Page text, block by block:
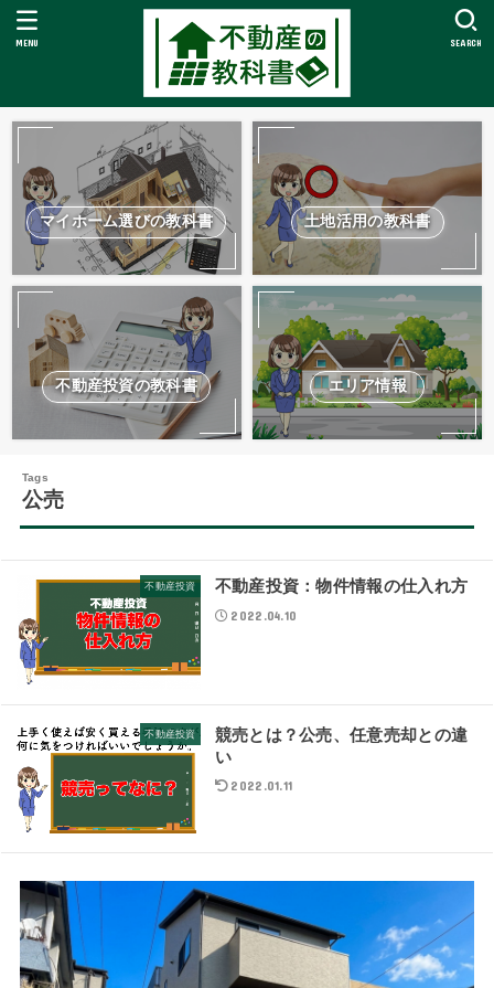
SEARCH
MENU
マイホーム選びの教科書 土地活用の教科書
不動産投資の教科書 エリア情報
公売
不動産投資 不動産投資：物件情報の仕入れ方
2022.04.10
不動産投資
競売とは？公売、任意売却との違
い
2022.01.11